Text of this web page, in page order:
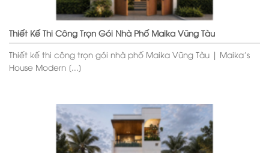
Thiết Kế Thi Công Trọn Gói Nhà Phố Maika Vũng Tàu
Thiết kế thi công trọn gói nhà phố Maika Vũng Tàu | Maika’s
House Modern [...]